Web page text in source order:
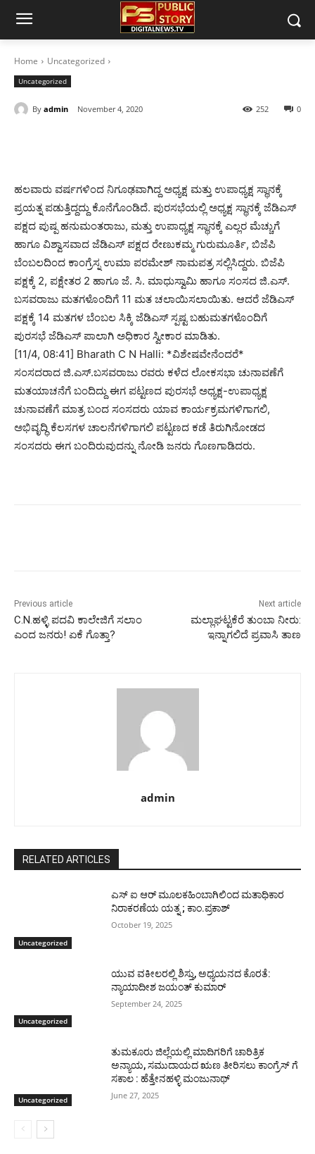
Home Uncategorized
Uncategorized
By admin November 4, 2020 0
252
ಹಲವಾರು ವರ್ಷಗಳಿಂದ ನಿಗೂಢವಾಗಿದ್ದ ಅಧ್ಯಕ್ಷ ಮತ್ತು ಉಪಾಧ್ಯಕ್ಷ ಸ್ಥಾನಕ್ಕೆ
ಪ್ರಯತ್ನ ಪಡುತ್ತಿದ್ದದ್ದು ಕೊನೆಗೊಂಡಿದೆ. ಪುರಸಭೆಯಲ್ಲಿ ಅಧ್ಯಕ್ಷ ಸ್ಥಾನಕ್ಕೆ ಜೆಡಿಎಸ್
ಪಕ್ಷದ ಪುಷ್ಪ ಹನುಮಂತರಾಜು, ಮತ್ತು ಉಪಾಧ್ಯಕ್ಷ ಸ್ಥಾನಕ್ಕೆ ಎಲ್ಲರ ಮೆಚ್ಚುಗೆ
ಹಾಗೂ ವಿಶ್ವಾಸವಾದ ಜೆಡಿಎಸ್ ಪಕ್ಷದ ರೇಣುಕಮ್ಮ ಗುರುಮೂರ್ತಿ, ಬಿಜೆಪಿ
ಬೆಂಬಲದಿಂದ ಕಾಂಗ್ರೆಸ್ನ ಉಮಾ ಪರಮೇಶ್ ನಾಮಪತ್ರ ಸಲ್ಲಿಸಿದ್ದರು. ಬಿಜೆಪಿ
ಪಕ್ಷಕ್ಕೆ 2, ಪಕ್ಷೇತರ 2 ಹಾಗೂ ಜೆ. ಸಿ. ಮಾಧುಸ್ವಾಮಿ ಹಾಗೂ ಸಂಸದ ಜಿ.ಎಸ್.
ಬಸವರಾಜು ಮತಗಳೊಂದಿಗೆ 11 ಮತ ಚಲಾಯಿಸಲಾಯಿತು. ಆದರೆ ಜೆಡಿಎಸ್
ಪಕ್ಷಕ್ಕೆ 14 ಮತಗಳ ಬೆಂಬಲ ಸಿಕ್ಕಿ ಜೆಡಿಎಸ್ ಸ್ಪಷ್ಟ ಬಹುಮತಗಳೊಂದಿಗೆ
ಪುರಸಭೆ ಜೆಡಿಎಸ್ ಪಾಲಾಗಿ ಅಧಿಕಾರ ಸ್ವೀಕಾರ ಮಾಡಿತು.
[11/4, 08:41] Bharath C N Halli: *ವಿಶೇಷವೇನೆಂದರೆ*
ಸಂಸದರಾದ ಜಿ.ಎಸ್.ಬಸವರಾಜು ರವರು ಕಳೆದ ಲೋಕಸಭಾ ಚುನಾವಣೆಗೆ
ಮತಯಾಚನೆಗೆ ಬಂದಿದ್ದು ಈಗ ಪಟ್ಟಣದ ಪುರಸಭೆ ಅಧ್ಯಕ್ಷ-ಉಪಾಧ್ಯಕ್ಷ
ಚುನಾವಣೆಗೆ ಮಾತ್ರ ಬಂದ ಸಂಸದರು ಯಾವ ಕಾರ್ಯಕ್ರಮಗಳಿಗಾಗಲಿ,
ಅಭಿವೃದ್ಧಿ ಕೆಲಸಗಳ ಚಾಲನೆಗಳಿಗಾಗಲಿ ಪಟ್ಟಣದ ಕಡೆ ತಿರುಗಿನೋಡದ
ಸಂಸದರು ಈಗ ಬಂದಿರುವುದನ್ನು ನೋಡಿ ಜನರು ಗೊಣಗಾಡಿದರು.
Previous article
C.N.ಹಳ್ಳಿ ಪದವಿ ಕಾಲೇಜಿಗೆ ಸಲಾಂ‌
ಎಂದ ಜನರು! ಏಕೆ ಗೊತ್ತಾ?
Next article
ಮಲ್ಲಾಘಟ್ಟಕೆರೆ ತುಂಬಾ ನೀರು:
ಇನ್ನಾಗಲಿದೆ ಪ್ರವಾಸಿ ತಾಣ
admin
RELATED ARTICLES
Uncategorized
ಎಸ್ ಐ ಆರ್ ಮೂಲಕಹಿಂಬಾಗಿಲಿಂದ ಮತಾಧಿಕಾರ
ನಿರಾಕರಣೆಯ ಯತ್ನ ; ಕಾಂ.ಪ್ರಕಾಶ್
October 19, 2025
Uncategorized
ಯುವ ವಕೀಲರಲ್ಲಿ ಶಿಸ್ತು, ಅಧ್ಯಯನದ ಕೊರತೆ:
ನ್ಯಾಯಾದೀಶ ಜಯಂತ್ ಕುಮಾರ್
September 24, 2025
Uncategorized
ತುಮಕೂರು ಜಿಲ್ಲೆಯಲ್ಲಿ ಮಾದಿಗರಿಗೆ ಚಾರಿತ್ರಿಕ
ಅನ್ಯಾಯ, ಸಮುದಾಯದ ಋಣ ತೀರಿಸಲು ಕಾಂಗ್ರೆಸ್ ಗೆ
ಸಕಾಲ : ಹೆತ್ತೇನಹಳ್ಳಿ ಮಂಜುನಾಥ್
June 27, 2025